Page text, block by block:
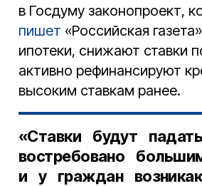
в Госдуму законопроект,
пишет «Российская
ипотеки, снижают ставки
активно рефинансируют
высоким ставкам ранее.
«Ставки будут
востребовано
и у граждан